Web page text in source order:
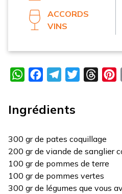
ACCORDS
VINS
WhatsAppFacebookTelegramTwitter
Ingrédients
300 gr de pates coquillage
200 gr de viande de sanglier
100 gr de pommes de terre
100 gr de pommes vertes
300 gr de légumes que vous